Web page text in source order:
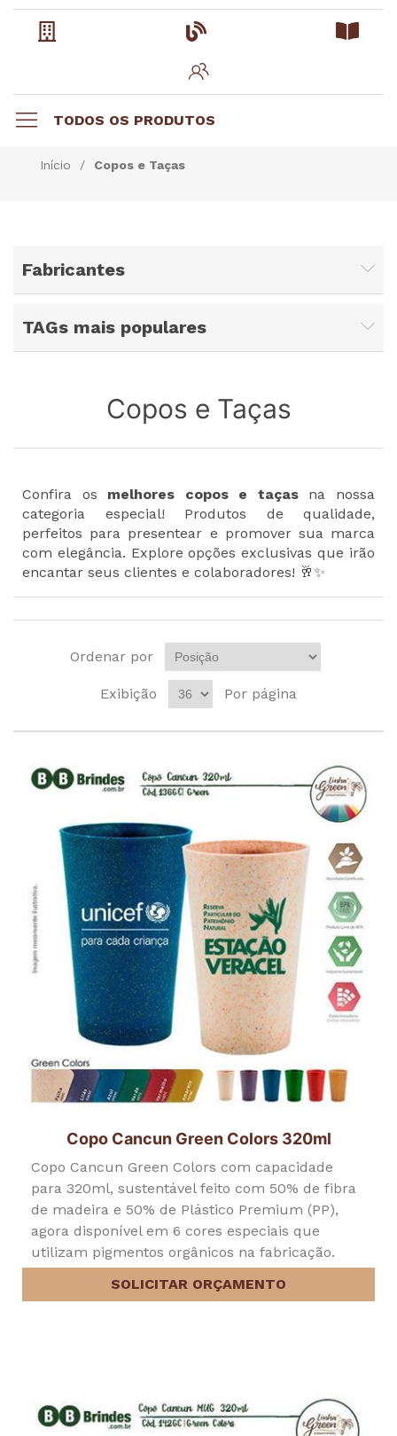
TODOS OS PRODUTOS
Início / Copos e Taças
Fabricantes
TAGs mais populares
Copos e Taças
Confira os melhores copos e taçasna nossa
categoria especial! Produtos de qualidade,
perfeitos para presentear e promover sua marca
com elegância. Explore opções exclusivas que irão
encantar seus clientes e colaboradores! 🥂✨
Ordenar por
Exibição Por página
Copo Cancun Green Colors 320ml
Copo Cancun Green Colors com capacidade
para 320ml, sustentável feito com 50% de fibra
de madeira e 50% de Plástico Premium (PP),
agora disponível em 6 cores especiais que
utilizam pigmentos orgânicos na fabricação.
SOLICITAR ORÇAMENTO